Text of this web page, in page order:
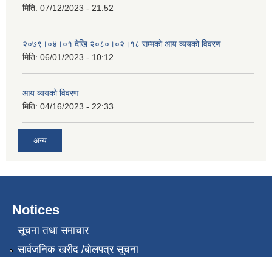
मिति: 07/12/2023 - 21:52
२०७९।०४।०१ देखि २०८०।०२।१८ सम्मको आय व्ययको विवरण
मिति: 06/01/2023 - 10:12
आय व्ययको विवरण
मिति: 04/16/2023 - 22:33
अन्य
Notices
सूचना तथा समाचार
सार्वजनिक खरीद /बोलपत्र सूचना